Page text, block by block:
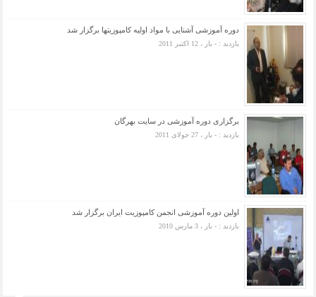
دوره آموزشی آشنایی با مواد اولیه کامپوزیتها برگزار شد
بازدید : - بار ، 12 اکتبر 2011
برگزاری دوره آموزشی در سایت بهرگان
بازدید : - بار ، 27 جولای 2011
اولین دوره آموزشی انجمن کامپوزیت ایران برگزار شد
بازدید : - بار ، 3 مارس 2010